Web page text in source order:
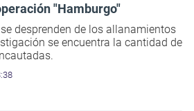
"Hamburgo"
desprenden de los allanamientos
se encuentra la cantidad de